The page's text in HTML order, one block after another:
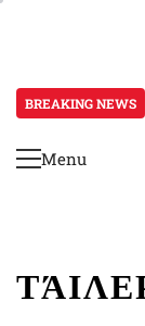
BREAKING NEWS
Primary
Menu